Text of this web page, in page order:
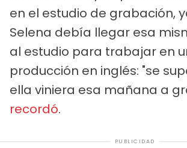
en el estudio de grabación,
Selena debía llegar esa
al estudio para trabajar en
producción en inglés: "se
ella viniera esa mañana a
recordó.
PUBLICIDAD